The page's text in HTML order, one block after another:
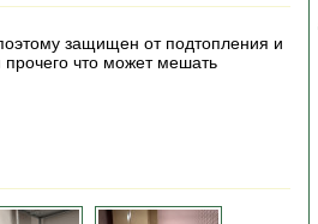
защищен от подтопления и
что может мешать